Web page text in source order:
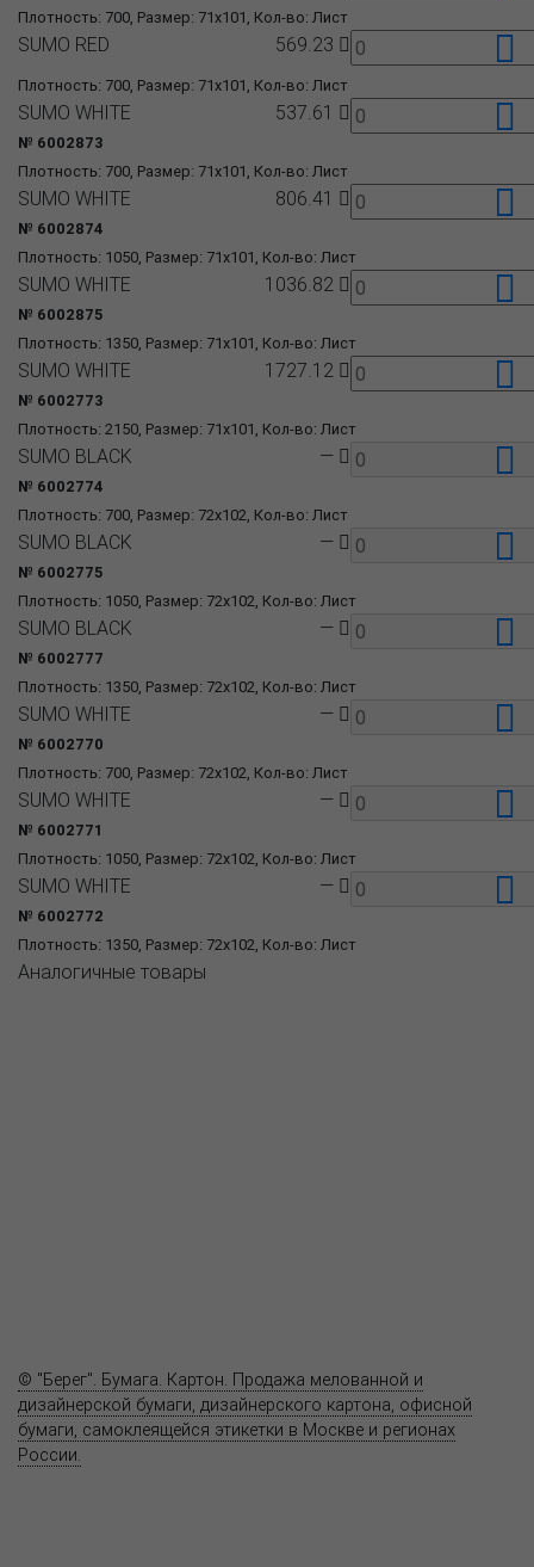
Плотность: 700, Размер: 71x101, Кол-во: Лист
Плотность: 700, Размер: 71x101, Кол-во: Лист
SUMO RED 569.23
Плотность: 700, Размер: 71x101, Кол-во: Лист
SUMO WHITE
№ 6002873
537.61
Плотность: 1050, Размер: 71x101, Кол-во: Лист
SUMO WHITE
№ 6002874
806.41
Плотность: 1350, Размер: 71x101, Кол-во: Лист
SUMO WHITE
№ 6002875
1036.82
Плотность: 2150, Размер: 71x101, Кол-во: Лист
SUMO WHITE
№ 6002773
1727.12
Плотность: 700, Размер: 72x102, Кол-во: Лист
SUMO BLACK
№ 6002774
—
Плотность: 1050, Размер: 72x102, Кол-во: Лист
SUMO BLACK
№ 6002775
—
Плотность: 1350, Размер: 72x102, Кол-во: Лист
SUMO BLACK
№ 6002777
—
Плотность: 700, Размер: 72x102, Кол-во: Лист
SUMO WHITE
№ 6002770
—
Плотность: 1050, Размер: 72x102, Кол-во: Лист
SUMO WHITE
№ 6002771
—
Плотность: 1350, Размер: 72x102, Кол-во: Лист
SUMO WHITE
№ 6002772
—
Аналогичные товары
© "Берег". Бумага. Картон. Продажа мелованной и
дизайнерской бумаги, дизайнерского картона, офисной
бумаги, самоклеящейся этикетки в Москве и регионах
России.